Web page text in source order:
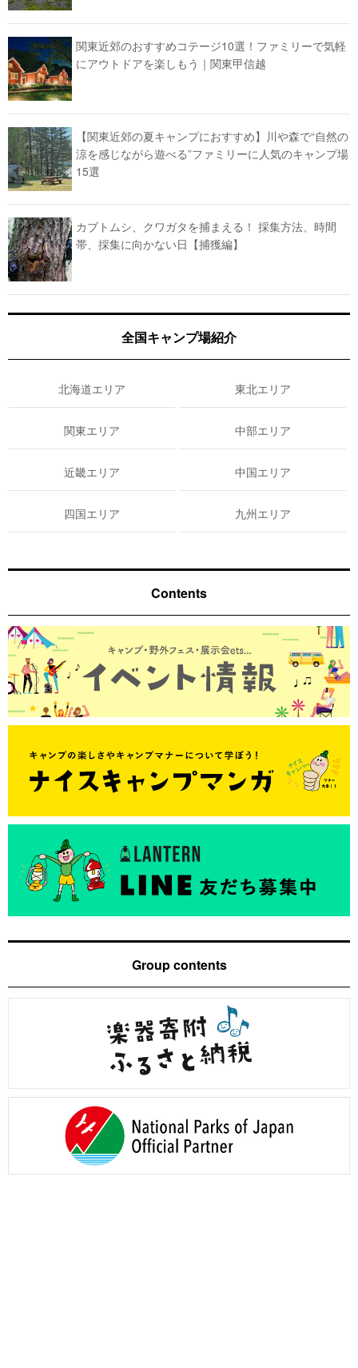
関東近郊のおすすめコテージ10選！ファミリーで気軽
にアウトドアを楽しもう｜関東甲信越
【関東近郊の夏キャンプにおすすめ】川や森で“自然の
涼を感じながら遊べる”ファミリーに人気のキャンプ場
15選
カブトムシ、クワガタを捕まえる！ 採集方法、時間
帯、採集に向かない日【捕獲編】
全国キャンプ場紹介
北海道エリア 東北エリア
関東エリア 中部エリア
近畿エリア 中国エリア
四国エリア 九州エリア
Contents
Group contents